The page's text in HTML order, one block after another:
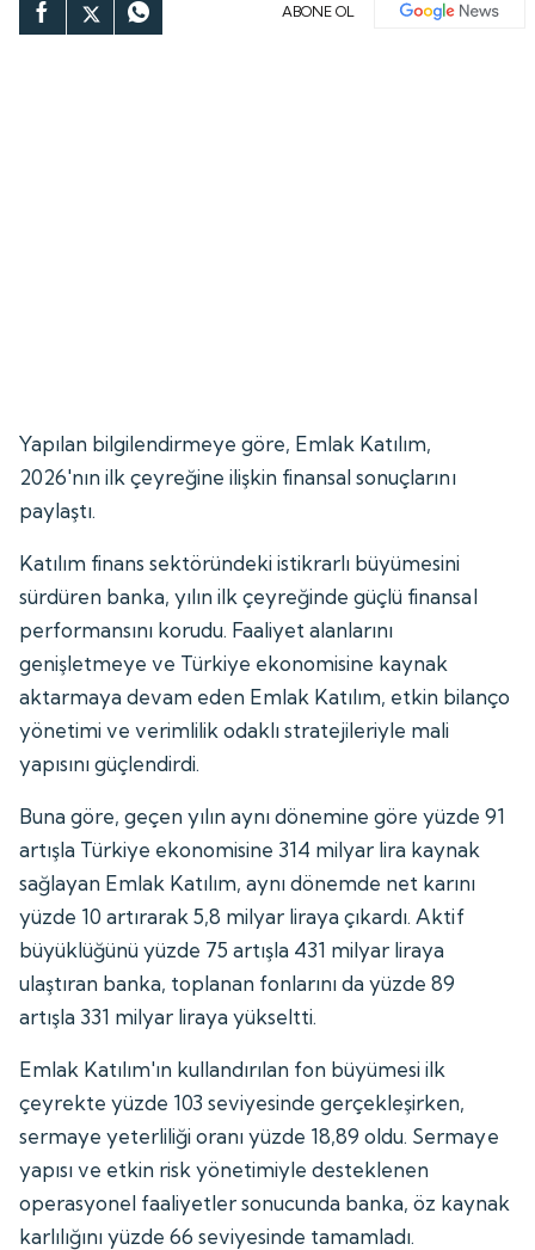
ABONE OL
Yapılan bilgilendirmeye göre, Emlak Katılım,
2026'nın ilk çeyreğine ilişkin finansal sonuçlarını
paylaştı.
Katılım finans sektöründeki istikrarlı büyümesini
sürdüren banka, yılın ilk çeyreğinde güçlü finansal
performansını korudu. Faaliyet alanlarını
genişletmeye ve Türkiye ekonomisine kaynak
aktarmaya devam eden Emlak Katılım, etkin bilanço
yönetimi ve verimlilik odaklı stratejileriyle mali
yapısını güçlendirdi.
Buna göre, geçen yılın aynı dönemine göre yüzde 91
artışla Türkiye ekonomisine 314 milyar lira kaynak
sağlayan Emlak Katılım, aynı dönemde net karını
yüzde 10 artırarak 5,8 milyar liraya çıkardı. Aktif
büyüklüğünü yüzde 75 artışla 431 milyar liraya
ulaştıran banka, toplanan fonlarını da yüzde 89
artışla 331 milyar liraya yükseltti.
Emlak Katılım'ın kullandırılan fon büyümesi ilk
çeyrekte yüzde 103 seviyesinde gerçekleşirken,
sermaye yeterliliği oranı yüzde 18,89 oldu. Sermaye
yapısı ve etkin risk yönetimiyle desteklenen
operasyonel faaliyetler sonucunda banka, öz kaynak
karlılığını yüzde 66 seviyesinde tamamladı.